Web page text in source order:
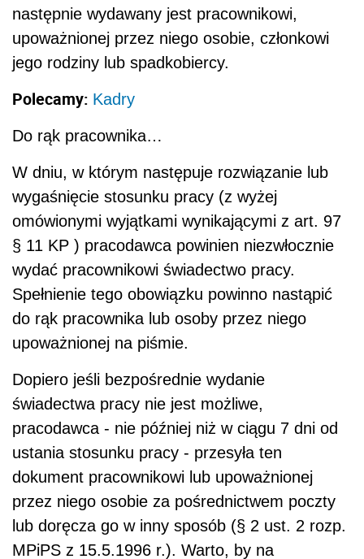
następnie wydawany jest pracownikowi,
upoważnionej przez niego osobie, członkowi
jego rodziny lub spadkobiercy.
Polecamy: Kadry
Do rąk pracownika…
W dniu, w którym następuje rozwiązanie lub
wygaśnięcie stosunku pracy (z wyżej
omówionymi wyjątkami wynikającymi z art. 97
§ 11 KP ) pracodawca powinien niezwłocznie
wydać pracownikowi świadectwo pracy.
Spełnienie tego obowiązku powinno nastąpić
do rąk pracownika lub osoby przez niego
upoważnionej na piśmie.
Dopiero jeśli bezpośrednie wydanie
świadectwa pracy nie jest możliwe,
pracodawca - nie później niż w ciągu 7 dni od
ustania stosunku pracy - przesyła ten
dokument pracownikowi lub upoważnionej
przez niego osobie za pośrednictwem poczty
lub doręcza go w inny sposób (§ 2 ust. 2 rozp.
MPiPS z 15.5.1996 r.). Warto, by na